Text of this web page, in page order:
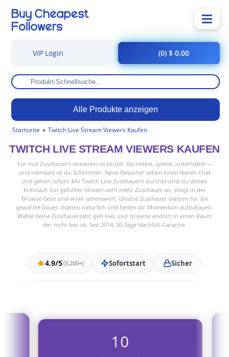
Alle Produkte anzeigen
VIP Login (0) $ 0.00
Startseite Twitch Live Stream Viewers Kaufen
TWITCH LIVE STREAM VIEWERS KAUFEN
Für null Zuschauern streamen ist brutal. Du redest, spielst, unterhältst —
und niemand ist da. Schlimmer: Neue Besucher sehen einen leeren Chat
und gehen sofort. Mit Twitch Live Zuschauern durchbrichst du diesen
Kreislauf. Ein gefüllter Stream zieht mehr Zuschauer an, steigt in der
Browse-Seite und wirkt sehenswert. Unsere Zuschauer bleiben für die
gewählte Dauer, chatten natürlich und helfen dir Momentum aufzubauen.
Wähle deine Zuschauerzahl, geh live, und streame endlich in einen Raum
der nicht leer ist. Seit 2014, 30-Tage Nachfüll-Garantie.
4.9/5(3,200+) Sofortstart Sicher
10